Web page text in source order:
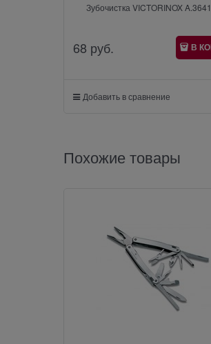
Зубочистка VICTORINOX
68 руб. В
Добавить в сравнение
Похожие товары